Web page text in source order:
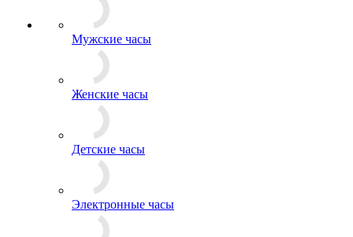
Мужские часы
Женские часы
Детские часы
Электронные часы